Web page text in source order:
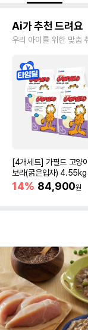
Ai가 추천 드려요
우리 아이를 위한 맞춤
[4개세트] 가필드 고양
보라(굵은입자) 4.55kg
바모래
14% 84,900원